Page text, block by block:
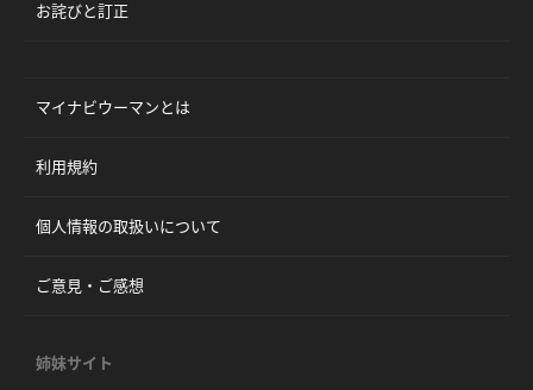
お詫びと訂正
マイナビウーマンとは
利用規約
個人情報の取扱いについて
ご意見・ご感想
姉妹サイト